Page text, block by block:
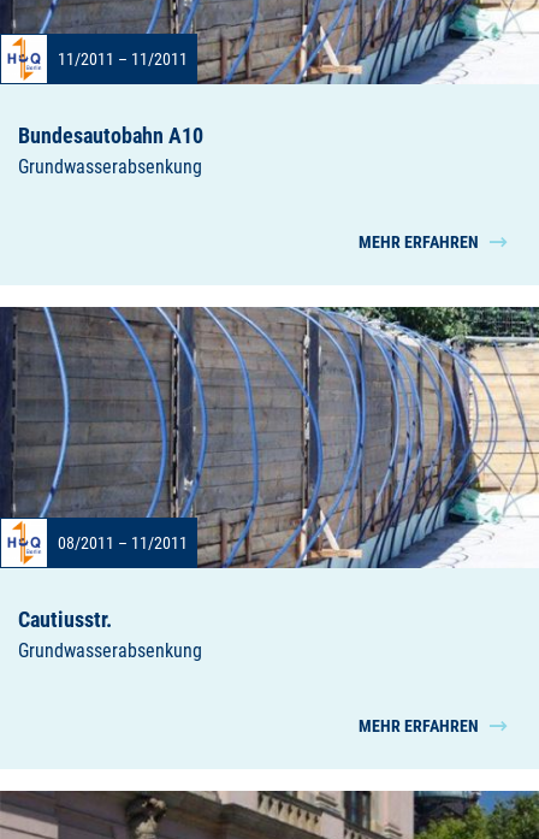
11/2011 – 11/2011
Bundesautobahn A10
Grundwasserabsenkung
MEHR ERFAHREN
08/2011 – 11/2011
Cautiusstr.
Grundwasserabsenkung
MEHR ERFAHREN